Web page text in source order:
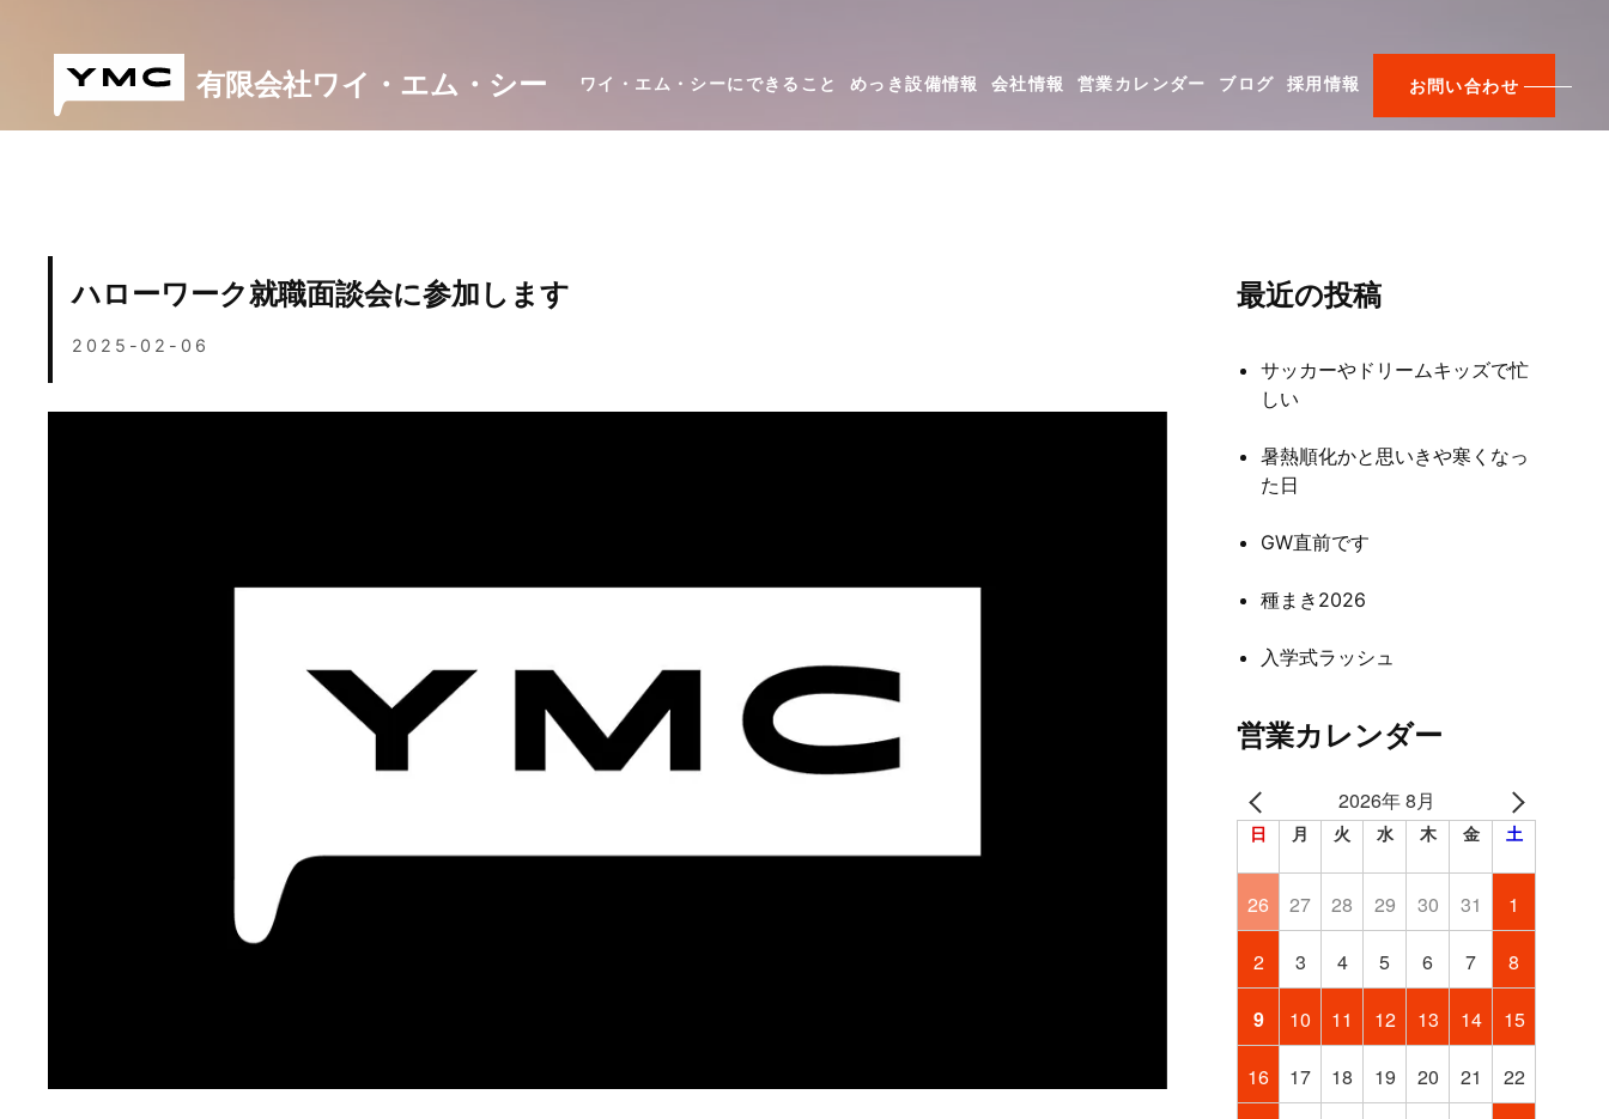
content
有限会社ワイ・エム・シー ワイ・エム・シーにできること めっき設備情報 会社情報 営業カレンダー ブログ 採用情報 お問い合わせ
ハローワーク就職面談会に参加します
2025-02-06
最近の投稿
サッカーやドリームキッズで忙
しい
暑熱順化かと思いきや寒くなっ
た日
GW直前です
種まき2026
入学式ラッシュ
営業カレンダー
2026年 8月
日 月 火 水 木 金 土
26 27 28 29 30 31 1
2 3 4 5 6 7 8
9 10 11 12 13 14 15
16 17 18 19 20 21 22